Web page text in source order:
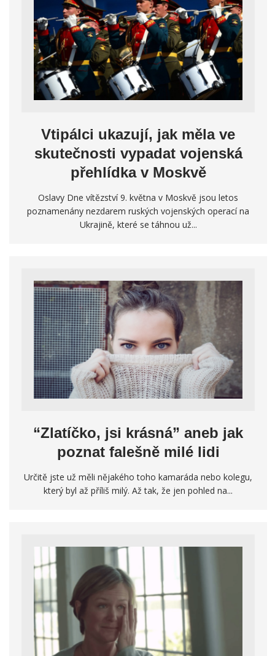
Vtipálci ukazují, jak měla ve
skutečnosti vypadat vojenská
přehlídka v Moskvě
Oslavy Dne vítězství 9. května v Moskvě jsou letos
poznamenány nezdarem ruských vojenských operací na
Ukrajině, které se táhnou už...
“Zlatíčko, jsi krásná” aneb jak
poznat falešně milé lidi
Určitě jste už měli nějakého toho kamaráda nebo kolegu,
který byl až příliš milý. Až tak, že jen pohled na...